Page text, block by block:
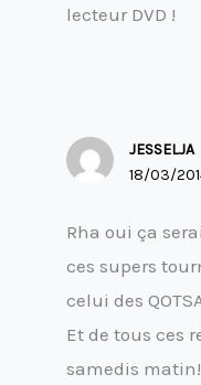
lecteur DVD !
JESSELJA
18/03/
Rha oui ça
ces supers
celui des
Et de tous ces
samedis matin!